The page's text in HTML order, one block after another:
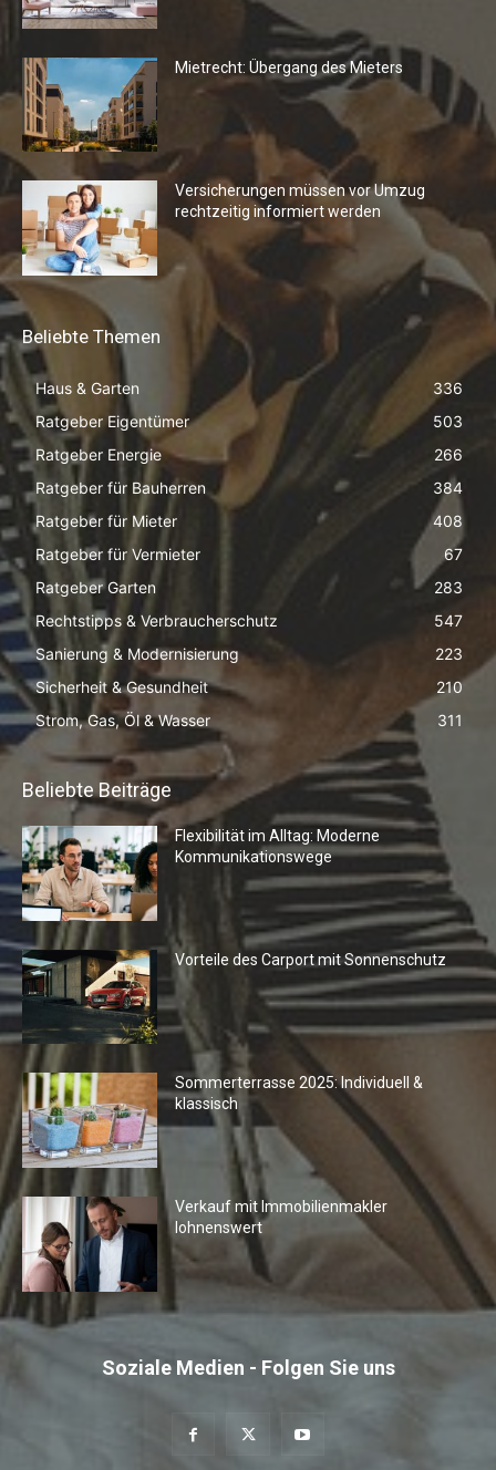
Mietrecht: Übergang des Mieters
Versicherungen müssen vor Umzug
rechtzeitig informiert werden
Beliebte Themen
Haus & Garten
336
Ratgeber Eigentümer
503
Ratgeber Energie
266
Ratgeber für Bauherren
384
Ratgeber für Mieter
408
Ratgeber für Vermieter
67
Ratgeber Garten
283
Rechtstipps & Verbraucherschutz
547
Sanierung & Modernisierung
223
Sicherheit & Gesundheit
210
Strom, Gas, Öl & Wasser
311
Beliebte Beiträge
Flexibilität im Alltag: Moderne
Kommunikationswege
Vorteile des Carport mit Sonnenschutz
Sommerterrasse 2025: Individuell &
klassisch
Verkauf mit Immobilienmakler
lohnenswert
Soziale Medien - Folgen Sie uns